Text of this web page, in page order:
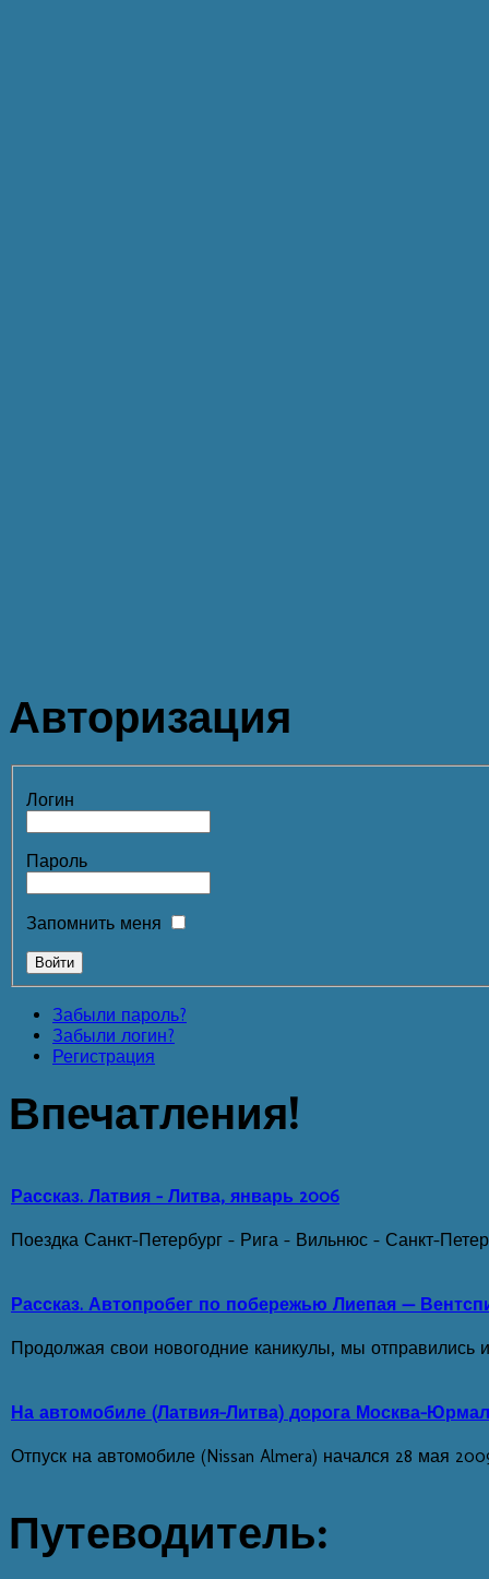
Авторизация
Логин
Пароль
Запомнить меня
Забыли пароль?
Забыли логин?
Регистрация
Впечатления!
Рассказ. Латвия - Литва, январь 2006
Поездка Санкт-Петербург - Рига - Вильнюс - Санкт-
Рассказ. Автопробег по побережью Лиепая —
Продолжая свои новогодние каникулы, мы отправились
На автомобиле (Латвия-Литва) дорога Москва-
Отпуск на автомобиле (Nissan Almera) начался 28 мая
Путеводитель: